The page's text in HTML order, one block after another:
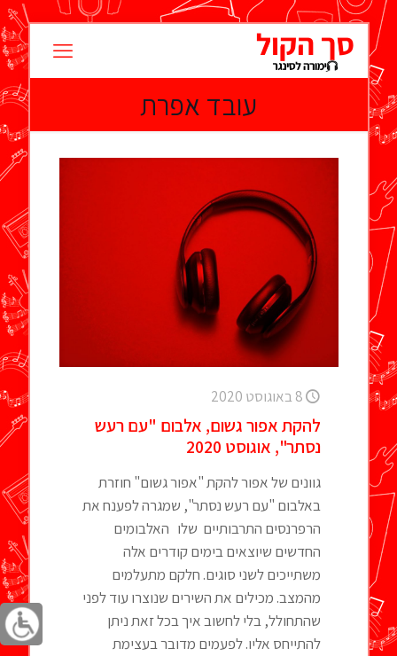
עובד אפרת
8 באוגוסט 2020
להקת אפור גשום, אלבום "עם רעש
נסתר", אוגוסט 2020
גוונים של אפור להקת "אפור גשום" חוזרת
באלבום "עם רעש נסתר", שמגרה לפענח את
הרפרנסים התרבותיים שלו האלבומים
החדשים שיוצאים בימים קודרים אלה
משתייכים לשני סוגים. חלקם מתעלמים
מהמצב. מכילים את השירים שנוצרו עוד לפני
שהתחולל, בלי לחשוב איך בכל זאת ניתן
להתייחס אליו. לפעמים מדובר בעצימת